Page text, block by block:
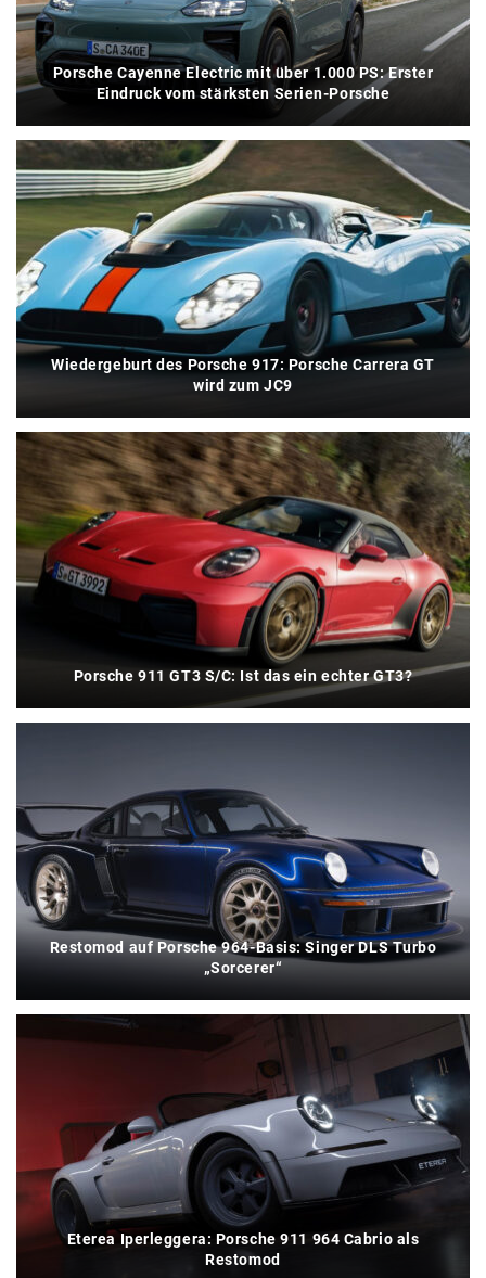
Porsche Cayenne Electric mit über 1.000 PS: Erster
Eindruck vom stärksten Serien-Porsche
Wiedergeburt des Porsche 917: Porsche Carrera GT
wird zum JC9
Porsche 911 GT3 S/C: Ist das ein echter GT3?
Restomod auf Porsche 964-Basis: Singer DLS Turbo
„Sorcerer“
Eterea Iperleggera: Porsche 911 964 Cabrio als
Restomod